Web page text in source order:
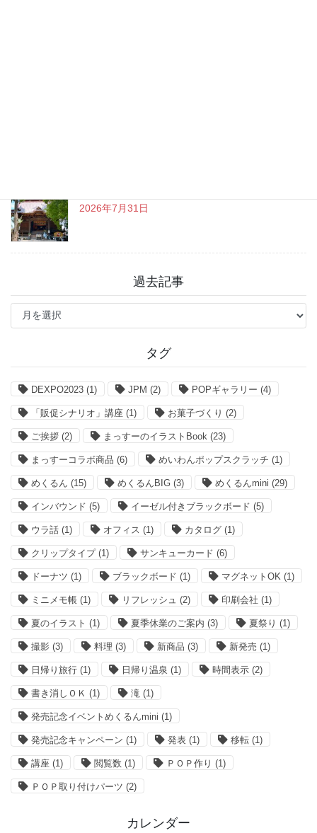
2026年7月31日
過去記事
過
記
タグ
DEXPO2023 (1) JPM (2) POPギャラリー (4)
「販促シナリオ」講座 (1) お菓子づくり (2)
ご挨拶 (2) まっすーのイラストBook (23)
まっすーコラボ商品 (6) めいわんポップスクラッチ (1)
めくるん (15) めくるんBIG (3) めくるんmini (29)
インバウンド (5) イーゼル付きブラックボード (5)
ウラ話 (1) オフィス (1) カタログ (1)
クリップタイプ(1) サンキューカード (6)
ドーナツ (1) ブラックボード (1) マグネットOK (1)
ミニメモ帳 (1) リフレッシュ (2) 印刷会社 (1)
夏のイラスト (1) 夏季休業のご案内 (3) 夏祭り (1)
撮影 (3) 料理 (3) 新商品 (3) 新発売 (1)
日帰り旅行 (1) 日帰り温泉 (1) 時間表示 (2)
書き消しＯＫ (1) 滝 (1)
発売記念イベントめくるんmini (1)
発売記念キャンペーン (1) 発表 (1) 移転 (1)
講座 (1) 閲覧数 (1) ＰＯＰ作り (1)
ＰＯＰ取り付けパーツ (2)
カレンダー